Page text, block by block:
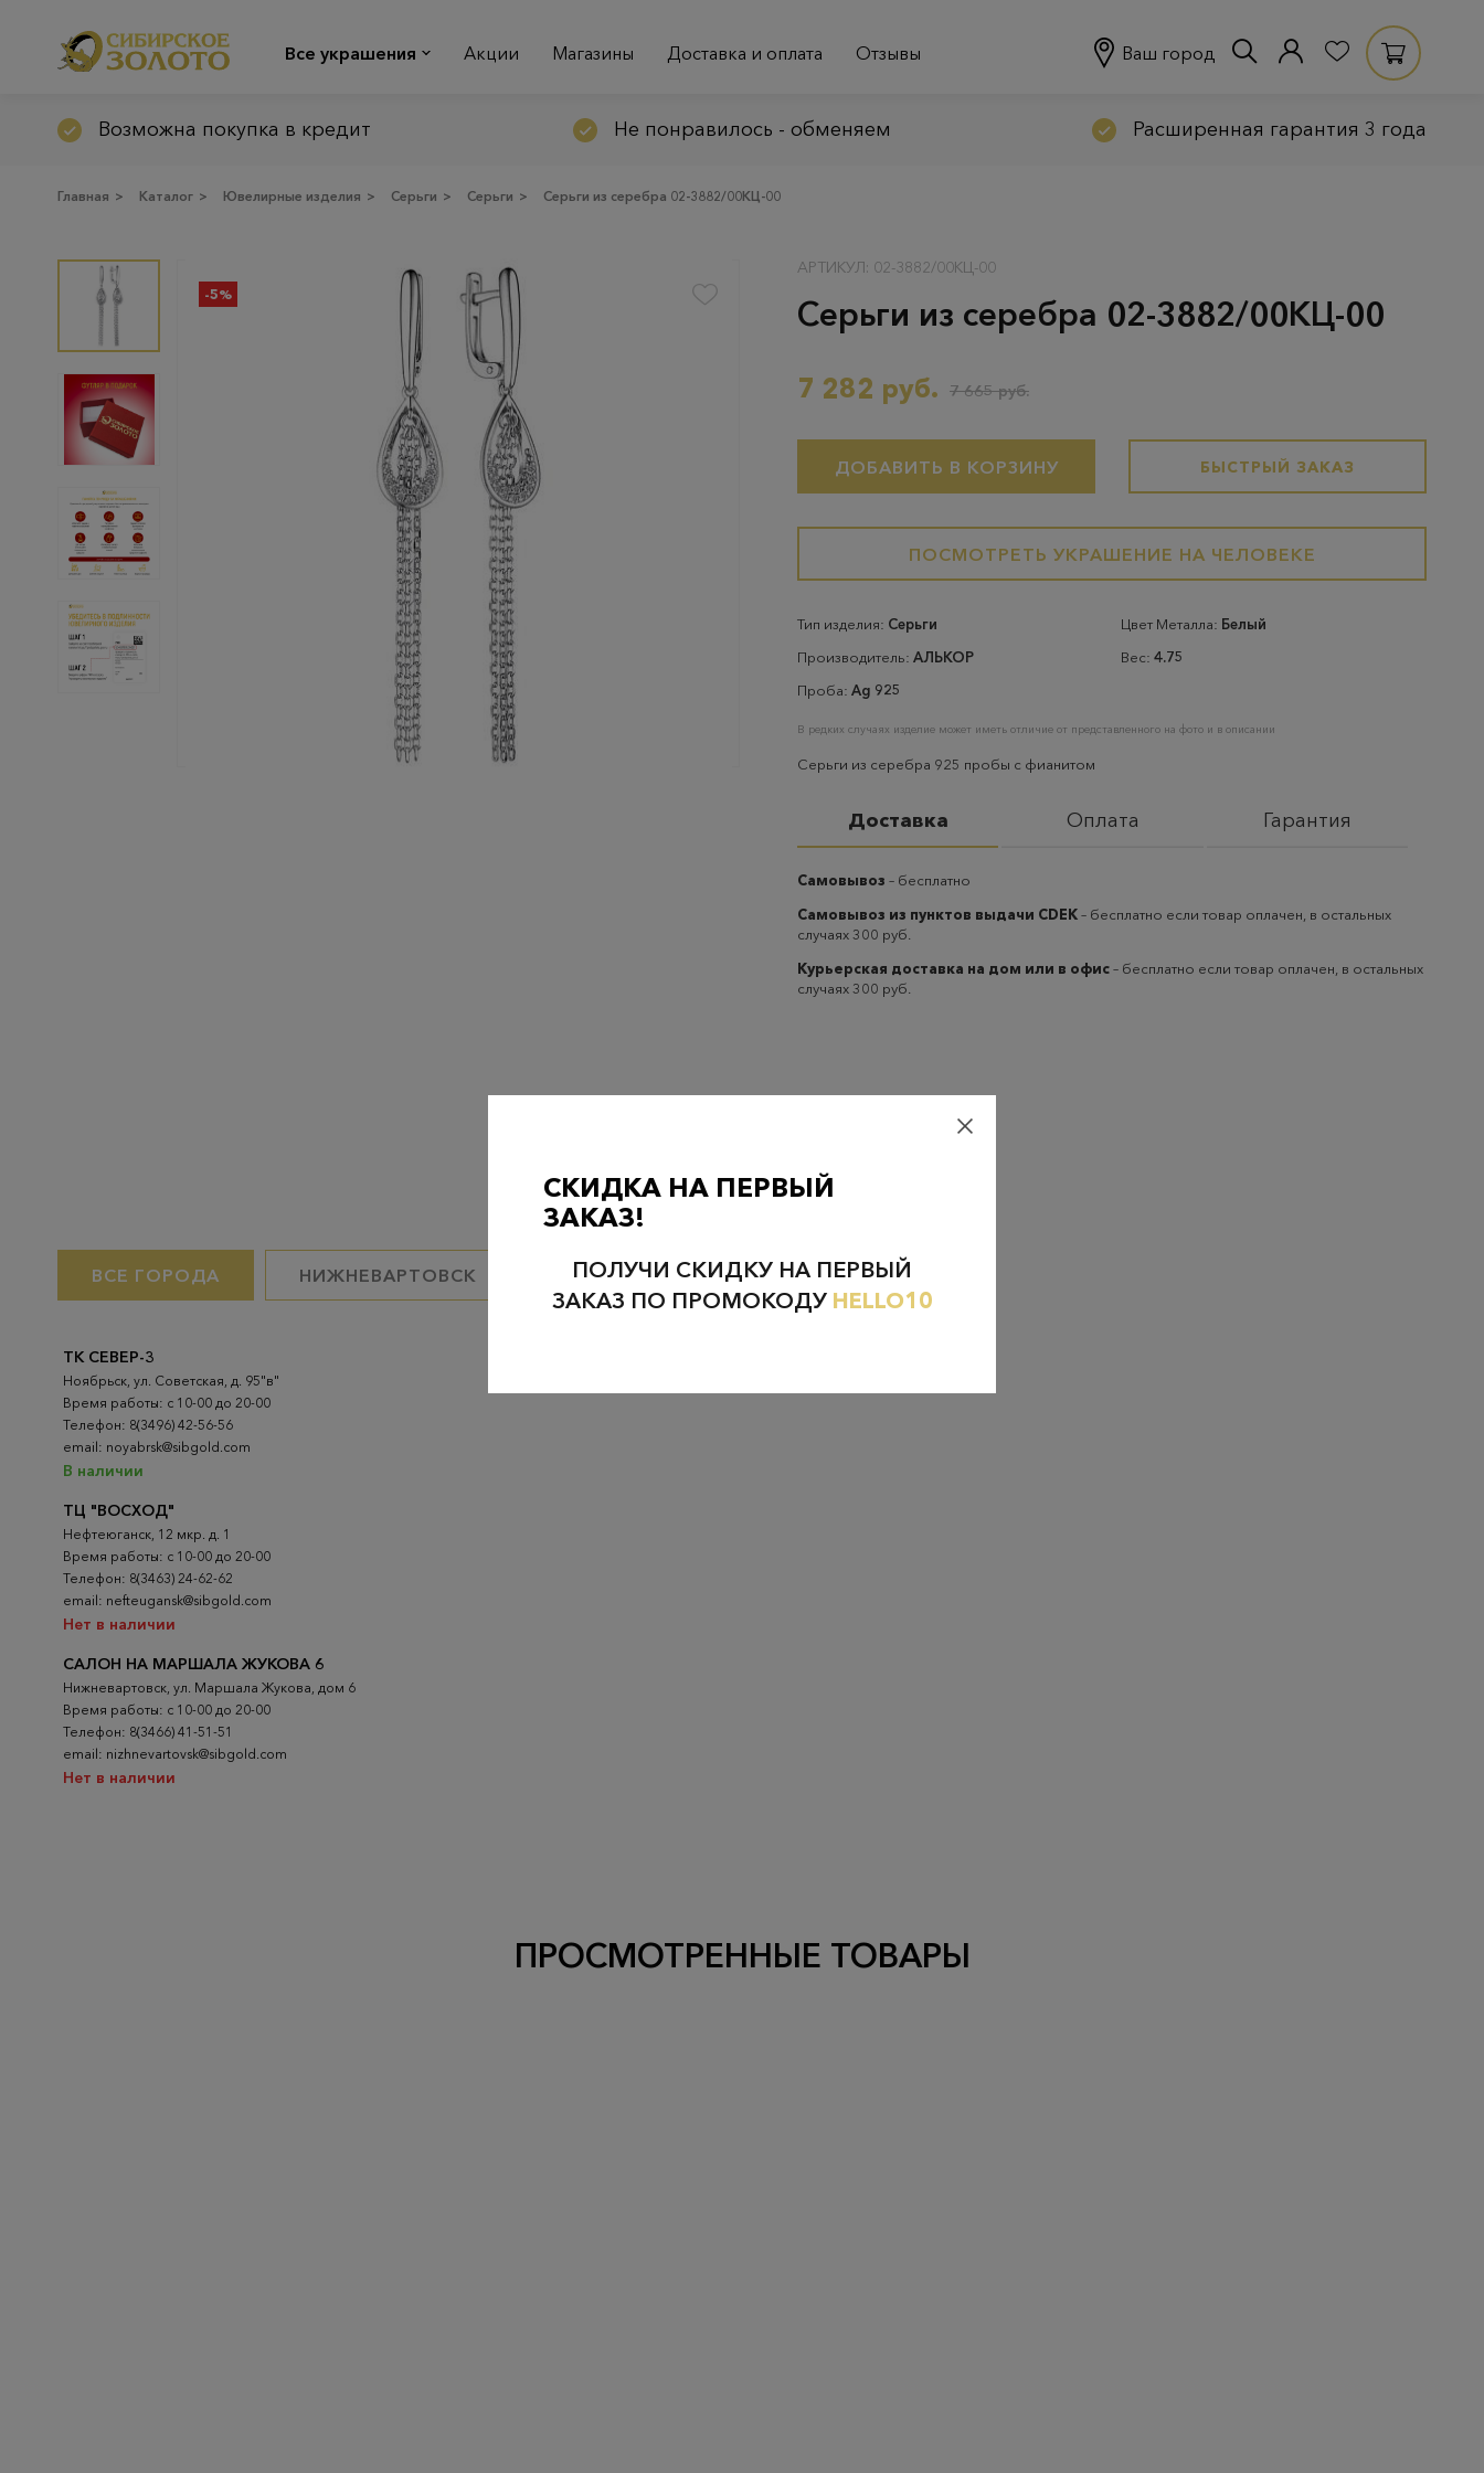
Все украшения Акции Магазины Доставка и оплата Отзывы Ваш город
Возможна покупка в кредит Не понравилось - обменяем Расширенная гарантия 3 года
Главная > Каталог > Ювелирные изделия > Серьги > Серьги > Серьги из серебра 02-3882/00КЦ-00
-5%
АРТИКУЛ: 02-3882/00КЦ-00
Серьги из серебра 02-3882/00КЦ-00
7 282 руб. 7 665 руб.
ДОБАВИТЬ В КОРЗИНУ БЫСТРЫЙ ЗАКАЗ
ПОСМОТРЕТЬ УКРАШЕНИЕ НА ЧЕЛОВЕКЕ
Тип изделия: Серьги
Производитель: АЛЬКОР
Проба: Ag 925
Цвет Металла: Белый
Вес: 4.75
В редких случаях изделие может иметь отличие от представленного на фото и в описании
Серьги из серебра 925 пробы с фианитом
Доставка Оплата Гарантия
Самовывоз – бесплатно
Самовывоз из пунктов выдачи CDEK– бесплатно если товар оплачен, в остальных
случаях 300 руб.
Курьерская доставка на дом или в офис– бесплатно если товар оплачен, в остальных
случаях 300 руб.
ВСЕ ГОРОДА НИЖНЕВАРТОВСК НЕФТЕЮГАНСК НОЯБРЬСК
ТК СЕВЕР-3
Ноябрьск, ул. Советская, д. 95"в"
Время работы: с 10-00 до 20-00
Телефон: 8(3496) 42-56-56
email: noyabrsk@sibgold.com
В наличии
ТЦ "ВОСХОД"
Нефтеюганск, 12 мкр. д. 1
Время работы: с 10-00 до 20-00
Телефон: 8(3463) 24-62-62
email: nefteugansk@sibgold.com
Нет в наличии
САЛОН НА МАРШАЛА ЖУКОВА 6
Нижневартовск, ул. Маршала Жукова, дом 6
Время работы: с 10-00 до 20-00
Телефон: 8(3466) 41-51-51
email: nizhnevartovsk@sibgold.com
Нет в наличии
ПРОСМОТРЕННЫЕ ТОВАРЫ
СКИДКА НА ПЕРВЫЙ
ЗАКАЗ!
ПОЛУЧИ СКИДКУ НА ПЕРВЫЙ
ЗАКАЗ ПО ПРОМОКОДУ HELLO10